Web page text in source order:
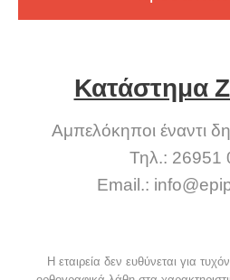
Κατάστημα
Αμπελόκηποι έναντι
Τηλ.: 26951
Email.:
Η εταιρεία δεν ευθύνεται για